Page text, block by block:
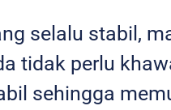
selalu stabil,
tidak perlu
sehingga